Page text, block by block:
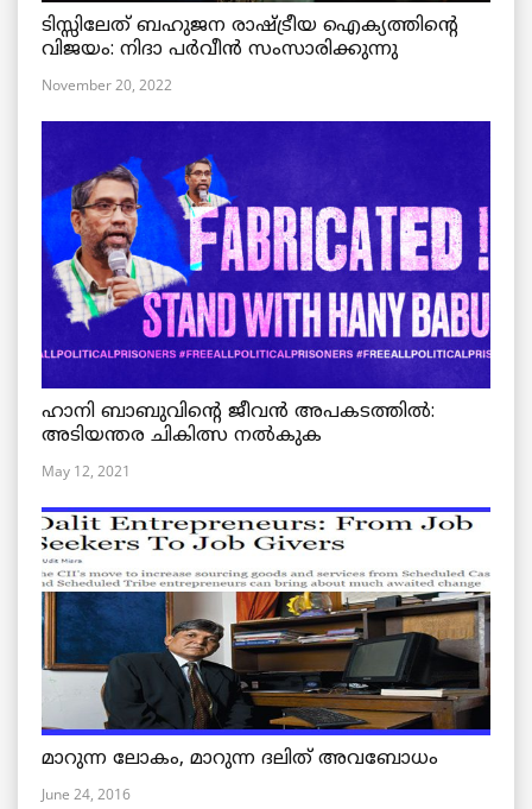
ടിസ്സിലേത് ബഹുജന രാഷ്ട്രീയ ഐക്യത്തിന്റെ
വിജയം: നിദാ പർവീൻ സംസാരിക്കുന്നു
November 20, 2022
ഹാനി ബാബുവിന്റെ ജീവൻ അപകടത്തിൽ:
അടിയന്തര ചികിത്സ നൽകുക
May 12, 2021
മാറുന്ന ലോകം, മാറുന്ന ദലിത് അവബോധം
June 24, 2016